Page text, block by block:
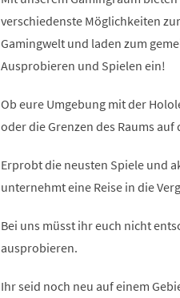
verschiedenste Möglichkeiten
Gamingwelt und laden zum
Ausprobieren und Spielen ein!
Ob eure Umgebung mit der
oder die Grenzen des Raums
Erprobt die neusten Spiele und
unternehmt eine Reise in die
Bei uns müsst ihr euch nicht
ausprobieren.
Ihr seid noch neu auf einem